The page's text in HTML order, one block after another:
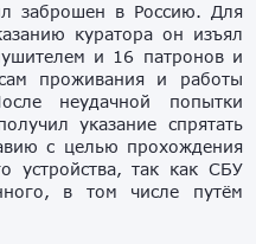
заброшен в Россию. Для
куратора он изъял
и 16 патронов и
проживания и работы
неудачной попытки
указание спрятать
с целью прохождения
устройства, так как СБУ
в том числе путём